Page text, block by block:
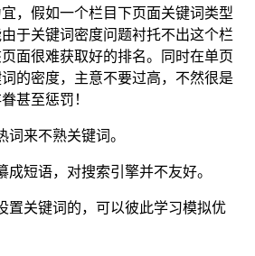
，假如一个栏目下页面关键词类型
于关键词密度问题衬托不出这个栏
面很难获取好的排名。同时在单页
的密度，主意不要过高，不然很是
甚至惩罚！
词来不熟关键词。
成短语，对搜索引擎并不友好。
置关键词的，可以彼此学习模拟优